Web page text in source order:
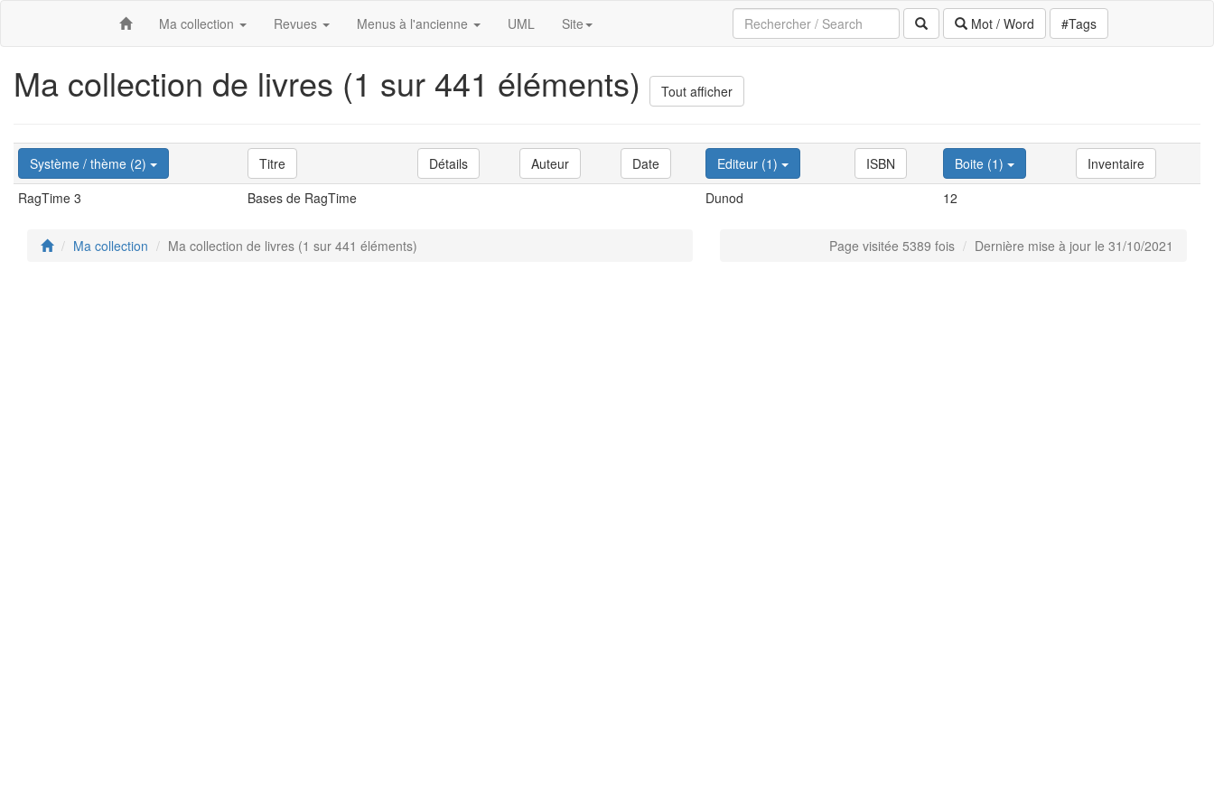
Ma collection Revues Menus à l'ancienne UML Site Mot / Word #Tags
Ma collection de livres (1 sur 441 éléments) Tout afficher
Système / thème (2) Titre Détails Auteur Date Editeur (1) ISBN Boite (1)
Inventaire
RagTime 3
Bases de RagTime Dunod 12
Ma collection Ma collection de livres (1 sur 441 éléments) Page visitée 5389 fois Dernière mise à jour le 31/10/2021